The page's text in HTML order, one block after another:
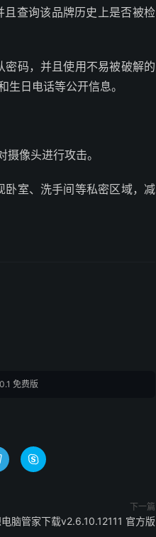
且查询该品牌历史上是否被检
码，并且使用不易被破解的
日电话等公开信息。
像头进行攻击。
卧室、洗手间等私密区域，减
免费版

下一篇
脑管家下载v2.6.10.12111 官方版